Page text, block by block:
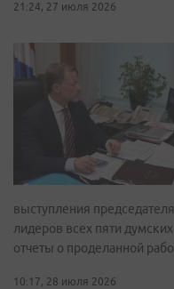
21:24, 27 июля 2026
выступления
лидеров всех пяти
отчеты о проделанной
10:17, 28 июля 2026